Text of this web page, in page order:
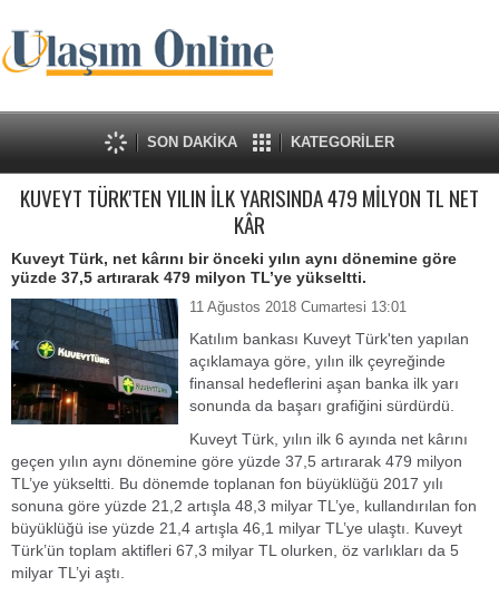
SON DAKİKA KATEGORİLER
KUVEYT TÜRK'TEN YILIN İLK YARISINDA 479 MİLYON TL NET
KÂR
Kuveyt Türk, net kârını bir önceki yılın aynı dönemine göre
yüzde 37,5 artırarak 479 milyon TL’ye yükseltti.
11 Ağustos 2018 Cumartesi 13:01
Katılım bankası Kuveyt Türk'ten yapılan
açıklamaya göre, yılın ilk çeyreğinde
finansal hedeflerini aşan banka ilk yarı
sonunda da başarı grafiğini sürdürdü.
Kuveyt Türk, yılın ilk 6 ayında net kârını
geçen yılın aynı dönemine göre yüzde 37,5 artırarak 479 milyon
TL’ye yükseltti. Bu dönemde toplanan fon büyüklüğü 2017 yılı
sonuna göre yüzde 21,2 artışla 48,3 milyar TL’ye, kullandırılan fon
büyüklüğü ise yüzde 21,4 artışla 46,1 milyar TL’ye ulaştı. Kuveyt
Türk’ün toplam aktifleri 67,3 milyar TL olurken, öz varlıkları da 5
milyar TL’yi aştı.